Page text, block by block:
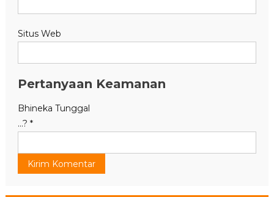
Situs Web
Pertanyaan Keamanan
Bhineka Tunggal
...? *